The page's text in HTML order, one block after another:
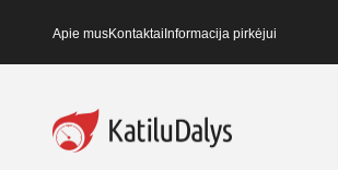
Apie musKontaktaiInformacija pirkėjui